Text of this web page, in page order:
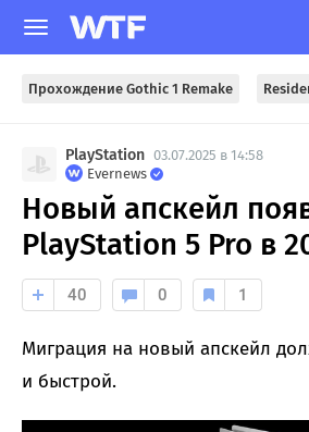
Прохождение Gothic 1 Remake
PlayStation 03.07.2025 в 14:58
Evernews
Новый апскейл
PlayStation 5 Pro в
40 0 1
Миграция на новый апскейл
и быстрой.